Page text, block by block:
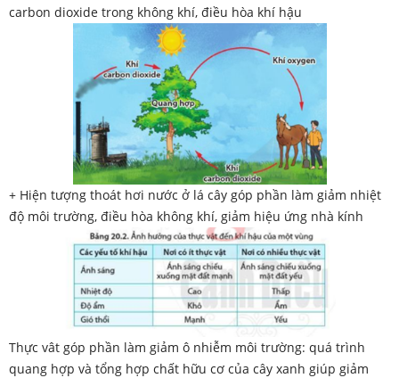
carbon dioxide trong không khí, điều hòa khí hậu
+ Hiện tượng thoát hơi nước ở lá cây góp phần làm giảm nhiệt
độ môi trường, điều hòa không khí, giảm hiệu ứng nhà kính
Thực vât góp phần làm giảm ô nhiễm môi trường: quá trình
quang hợp và tổng hợp chất hữu cơ của cây xanh giúp giảm